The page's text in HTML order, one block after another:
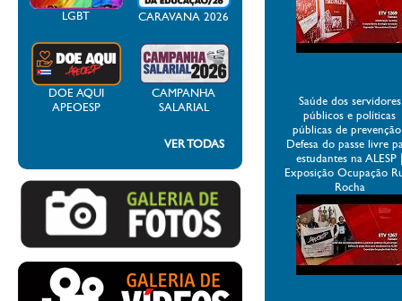
LGBT CARAVANA 2026
DOE AQUI
APEOESP
CAMPANHA
SALARIAL
VER TODAS
Saúde dos servidores
públicos e políticas
públicas de
Defesa do passe livre
estudantes na ALESP
Exposição Ocupação
Rocha